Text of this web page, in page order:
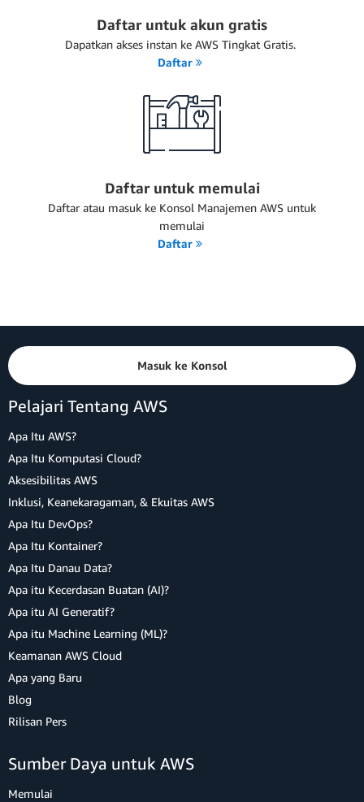
Daftar untuk akun gratis
Dapatkan akses instan ke AWS Tingkat Gratis.
Daftar
Daftar untuk memulai
Daftar atau masuk ke Konsol Manajemen AWS untuk
memulai
Daftar
Masuk ke Konsol
Pelajari Tentang AWS
Apa Itu AWS?
Apa Itu Komputasi Cloud?
Aksesibilitas AWS
Inklusi, Keanekaragaman, & Ekuitas AWS
Apa Itu DevOps?
Apa Itu Kontainer?
Apa Itu Danau Data?
Apa itu Kecerdasan Buatan (AI)?
Apa itu AI Generatif?
Apa itu Machine Learning (ML)?
Keamanan AWS Cloud
Apa yang Baru
Blog
Rilisan Pers
Sumber Daya untuk AWS
Memulai